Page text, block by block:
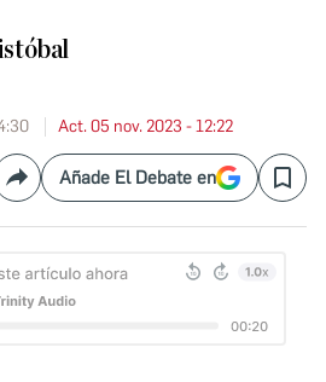
Act. 05 nov. 2023 - 12:22
CompartirAñade El Debate en Save